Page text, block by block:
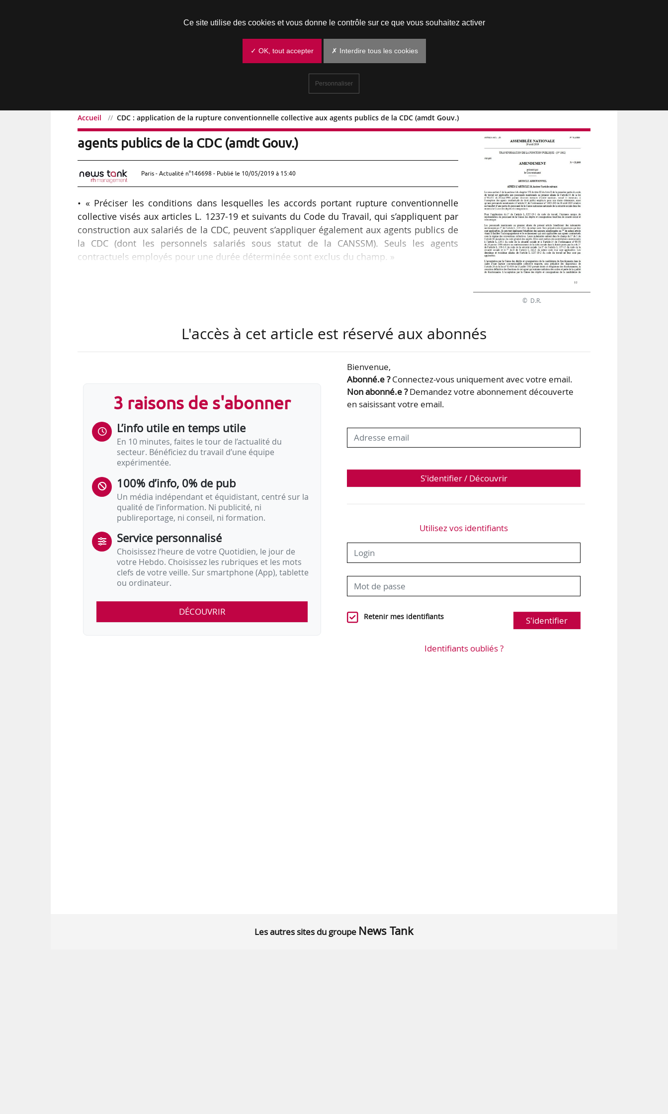
Accueil CDC : application de la rupture conventionnelle collective aux agents publics de la CDC (amdt Gouv.)
CDC : application de la rupture conventionnelle collective aux
agents publics de la CDC (amdt Gouv.)
Paris - Actualité n°146698 - Publié le 10/05/2019 à 15:40
• « Préciser les conditions dans lesquelles les accords portant rupture conventionnelle
collective visés aux articles L. 1237-19 et suivants du Code du Travail, qui s’appliquent par
construction aux salariés de la CDC, peuvent s’appliquer également aux agents publics de
la CDC (dont les personnels salariés sous statut de la CANSSM). Seuls les agents
contractuels employés pour une durée déterminée sont exclus du champ. »
alinéa de l’amendement prévoit que l’instance unique du personnel de la CDC tient
lieu, pour l’application de cet article, de CSE et doit donc être consultée…
© D.R.
L'accès à cet article est réservé aux abonnés
3 raisons de s'abonner
L’info utile en temps utile
En 10 minutes, faites le tour de l’actualité du
secteur. Bénéficiez du travail d’une équipe
expérimentée.
100% d’info, 0% de pub
Un média indépendant et équidistant, centré sur la
qualité de l’information. Ni publicité, ni
publireportage, ni conseil, ni formation.
Service personnalisé
Choisissez l‘heure de votre Quotidien, le jour de
votre Hebdo. Choisissez les rubriques et les mots
clefs de votre veille. Sur smartphone (App), tablette
ou ordinateur.
DÉCOUVRIR
Bienvenue,
Abonné.e ?Connectez-vous uniquement avec votre email.
Non abonné.e ?Demandez votre abonnement découverte
en saisissant votre email.
S'identifier / Découvrir
Utilisez vos identifiants
Retenir mes identifiants S'identifier
Identifiants oubliés ?
Les autres sites du groupe News Tank
Ce site utilise des cookies et vous donne le contrôle sur ce que vous souhaitez activer
✓ OK, tout accepter ✗ Interdire tous les cookies
Personnaliser